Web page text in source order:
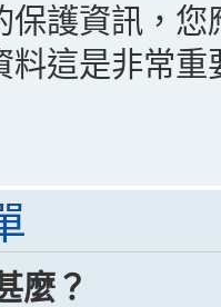
保護資訊，
料這是非常
麼？